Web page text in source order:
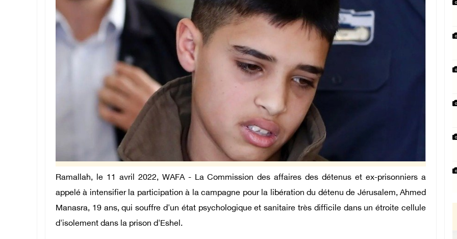
Ramallah, le 11 avril 2022, WAFA - La Commission des affaires des détenus et ex-prisonniers a
appelé à intensifier la participation à la campagne pour la libération du détenu de Jérusalem, Ahmed
Manasra, 19 ans, qui souffre d'un état psychologique et sanitaire très difficile dans un étroite cellule
d'isolement dans la prison d'Eshel.